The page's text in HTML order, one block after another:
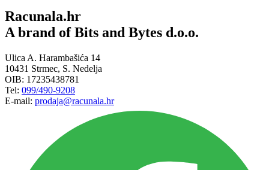
Racunala.hr
A brand of Bits and Bytes d.o.o.
Ulica A. Harambašića 14
10431 Strmec, S. Nedelja
OIB: 17235438781
Tel: 099/490-9208
E-mail: prodaja@racunala.hr